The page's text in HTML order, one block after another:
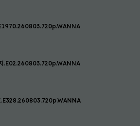
.E02.260803.720p.WANNA